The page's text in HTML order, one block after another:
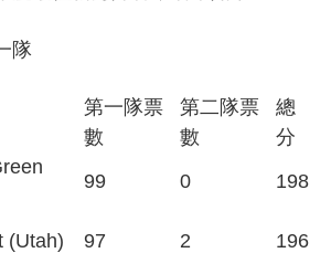
隊
第一隊票
數
第二隊票
數
總
分
99 0 198
(Utah) 97 2 196